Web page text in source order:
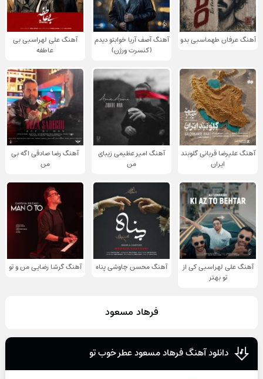
آهنگ عرفان طهماسبی بدو
آهنگ آصف آریا خوابتو دیدم
(کنسرت ورژن)
آهنگ علی لهراسبی بی
عاطفه
آهنگ علیرضا قربانی گلوبند
ایران
آهنگ امیر عظیمی زیبای
من
آهنگ رضا صادقی اگه بی
من
آهنگ علی لهراسبی کی از
تو ‌بهتر
آهنگ محسن چاوشی پناه آهنگ گرشا رضایی من و تو
فرهاد مسعود
دانلود آهنگ فرهاد مسعود عطر خوب تو